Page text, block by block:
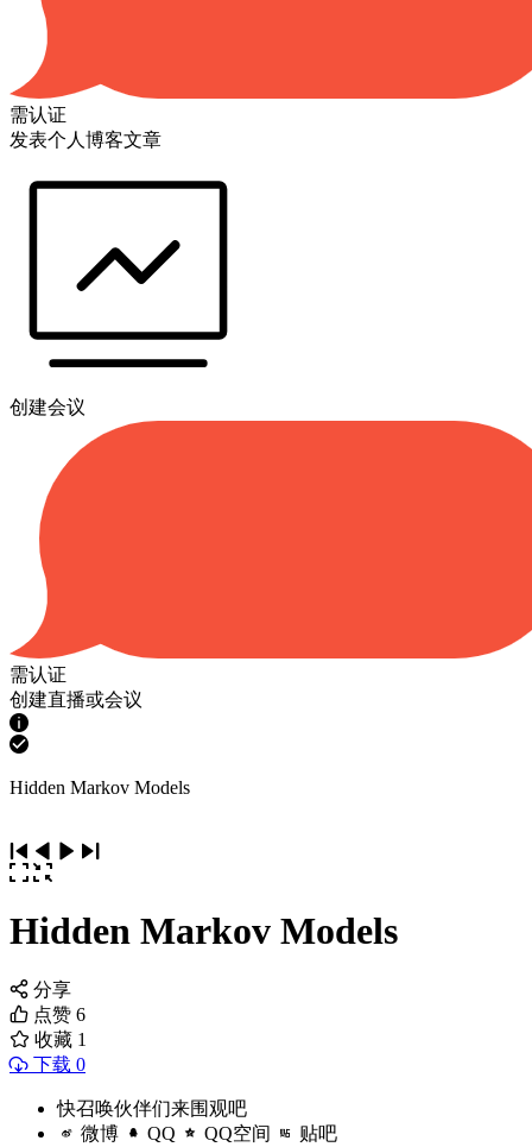
需认证
发表个人博客文章
创建会议
需认证
创建直播或会议
Hidden Markov Models
Hidden Markov Models
分享
点赞 6
收藏 1
下载 0
快召唤伙伴们来围观吧
微博 QQ QQ空间 贴吧